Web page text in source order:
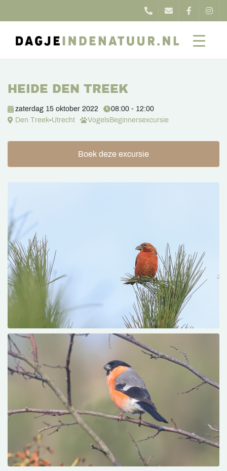
HEIDE DEN TREEK
zaterdag 15 oktober 2022
08:00 - 12:00
Den Treek-Utrecht VogelsBeginnersexcursie
Boek deze excursie